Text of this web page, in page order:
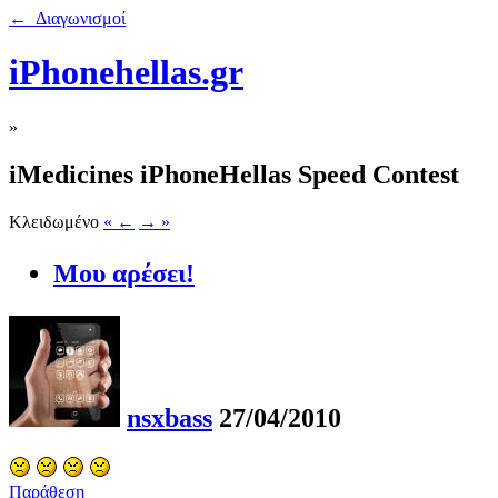
← Διαγωνισμοί
iPhonehellas.gr
»
iMedicines iPhoneHellas Speed Contest
Κλειδωμένο « ← → »
Μου αρέσει!
nsxbass 27/04/2010
Παράθεση